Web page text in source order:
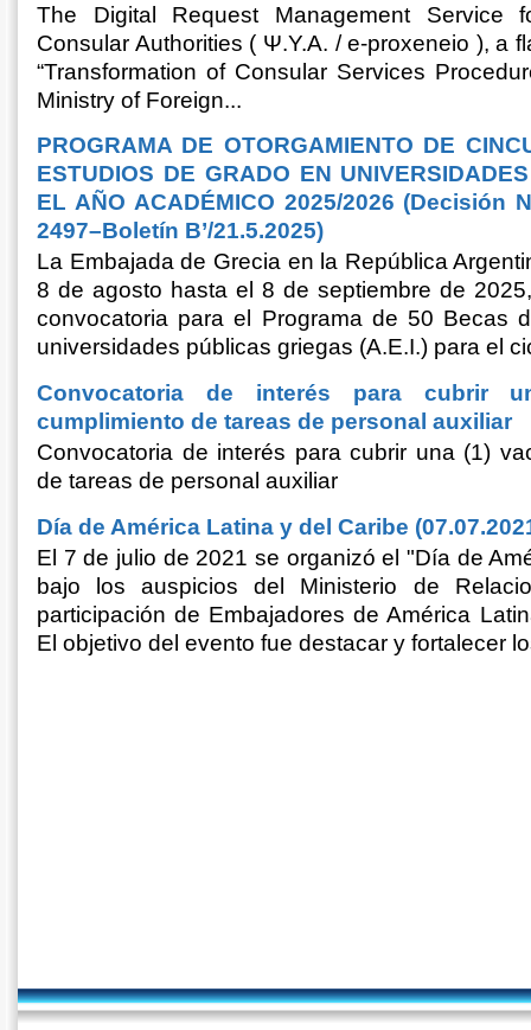
The Digital Request Management Service
Consular Authorities ( Ψ.Υ.Α. / e-proxeneio ), a
“Transformation of Consular Services
Ministry of Foreign...
PROGRAMA DE OTORGAMIENTO DE
ESTUDIOS DE GRADO EN
EL AÑO ACADÉMICO 2025/2026 (Decisión
2497–Boletín B’/21.5.2025)
La Embajada de Grecia en la República
8 de agosto hasta el 8 de septiembre de
convocatoria para el Programa de 50 Becas
universidades públicas griegas (A.E.I.) para el
Convocatoria de interés para cubrir
cumplimiento de tareas de personal auxiliar
Convocatoria de interés para cubrir una (1)
de tareas de personal auxiliar
Día de América Latina y del Caribe
El 7 de julio de 2021 se organizó el "Día de
bajo los auspicios del Ministerio de
participación de Embajadores de América
El objetivo del evento fue destacar y fortalecer